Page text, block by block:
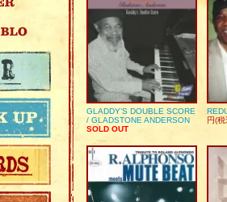
GLADDY’S DOUBLE SCORE
/ GLADSTONE ANDERSON
SOLD OUT
円(